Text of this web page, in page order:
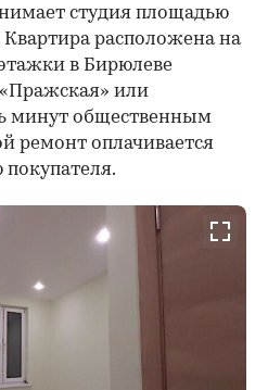
студия площадью
Квартира расположена на
в Бирюлеве
или
минут общественным
ремонт оплачивается